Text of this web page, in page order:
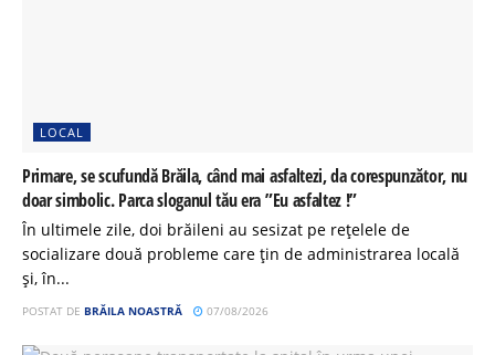
LOCAL
Primare, se scufundă Brăila, când mai asfaltezi, da corespunzător, nu
doar simbolic. Parca sloganul tău era ”Eu asfaltez !”
În ultimele zile, doi brăileni au sesizat pe rețelele de
socializare două probleme care țin de administrarea locală
și, în...
POSTAT DE BRĂILA NOASTRĂ 07/08/2026